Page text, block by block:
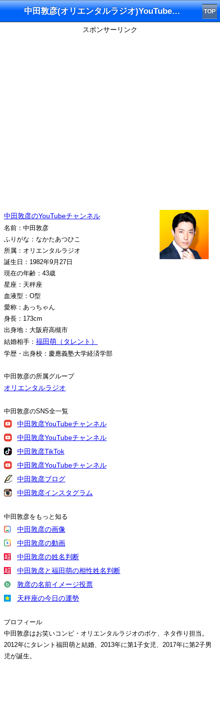
中田敦彦(オリエンタルラジオ)YouTubeチャンネル TOP
スポンサーリンク
中田敦彦のYouTubeチャンネル
名前：中田敦彦
ふりがな：なかたあつひこ
所属：オリエンタルラジオ
誕生日：1982年9月27日
現在の年齢：43歳
星座：天秤座
血液型：O型
愛称：あっちゃん
身長：173cm
出身地：大阪府高槻市
結婚相手： 福田萌（タレント）
学歴・出身校：慶應義塾大学経済学部
中田敦彦の所属グループ
オリエンタルラジオ
中田敦彦のSNS全一覧
中田敦彦YouTubeチャンネル
中田敦彦YouTubeチャンネル
中田敦彦TikTok
中田敦彦YouTubeチャンネル
中田敦彦ブログ
中田敦彦インスタグラム
中田敦彦をもっと知る
中田敦彦の画像
中田敦彦の動画
中田敦彦の姓名判断
中田敦彦と福田萌の相性姓名判断
敦彦の名前イメージ投票
天秤座の今日の運勢
プロフィール
中田敦彦はお笑いコンビ・オリエンタルラジオのボケ、ネタ作り担当。
2012年にタレント福田萌と結婚、2013年に第1子女児、2017年に第2子男
児が誕生。